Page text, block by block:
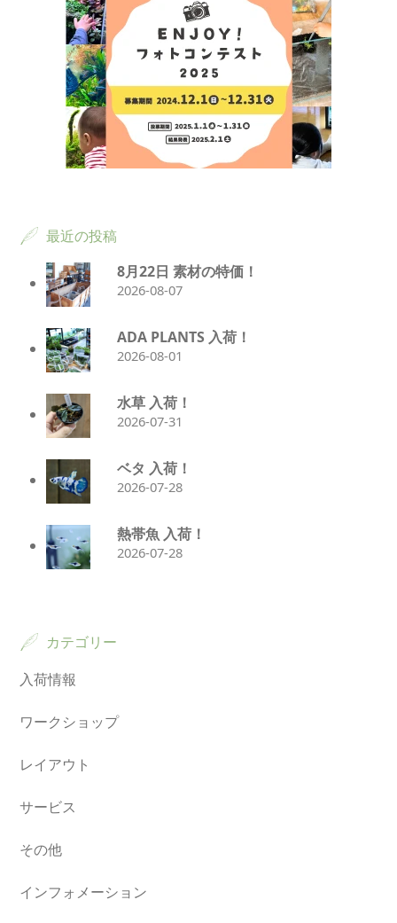
最近の投稿
8月22日 素材の特価！
2026-08-07
ADA PLANTS 入荷！
2026-08-01
水草 入荷！
2026-07-31
ベタ 入荷！
2026-07-28
熱帯魚 入荷！
2026-07-28
カテゴリー
入荷情報
ワークショップ
レイアウト
サービス
その他
インフォメーション